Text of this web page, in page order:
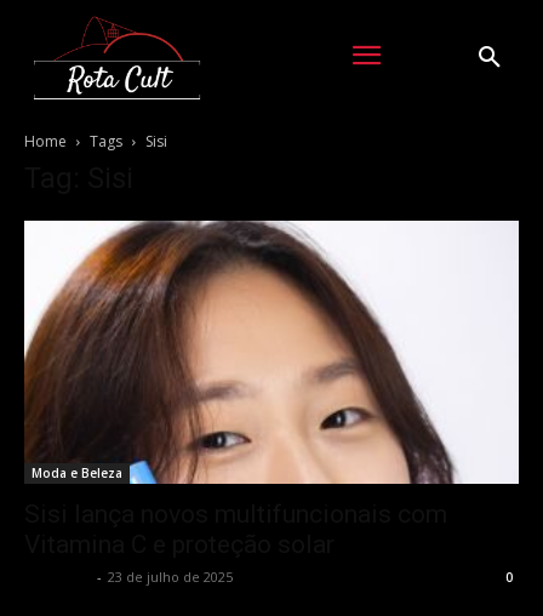
Home Tags Sisi
Moda e Beleza
- 23 de julho de 2025 0